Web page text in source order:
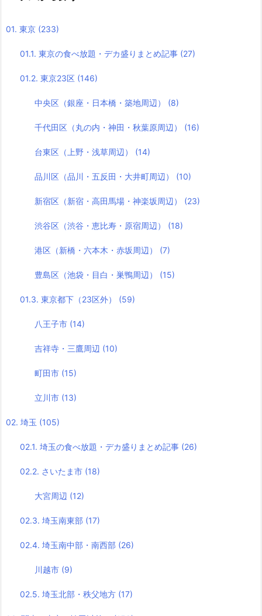
01. 東京 (233)
01.1. 東京の食べ放題・デカ盛りまとめ記事 (27)
01.2. 東京23区 (146)
中央区（銀座・日本橋・築地周辺） (8)
千代田区（丸の内・神田・秋葉原周辺） (16)
台東区（上野・浅草周辺） (14)
品川区（品川・五反田・大井町周辺） (10)
新宿区（新宿・高田馬場・神楽坂周辺） (23)
渋谷区（渋谷・恵比寿・原宿周辺） (18)
港区（新橋・六本木・赤坂周辺） (7)
豊島区（池袋・目白・巣鴨周辺） (15)
01.3. 東京都下（23区外） (59)
八王子市 (14)
吉祥寺・三鷹周辺 (10)
町田市 (15)
立川市 (13)
02. 埼玉 (105)
02.1. 埼玉の食べ放題・デカ盛りまとめ記事 (26)
02.2. さいたま市 (18)
大宮周辺 (12)
02.3. 埼玉南東部 (17)
02.4. 埼玉南中部・南西部 (26)
川越市 (9)
02.5. 埼玉北部・秩父地方 (17)